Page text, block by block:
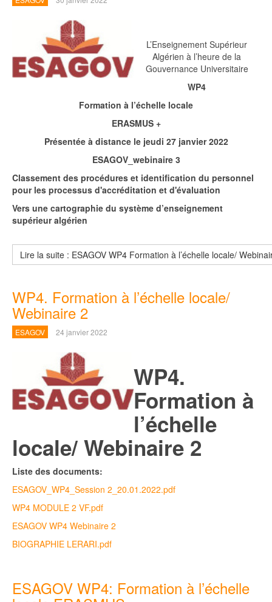
L’Enseignement Supérieur
Algérien à l’heure de la
Gouvernance Universitaire
WP4
Formation à l’échelle locale
ERASMUS +
Présentée à distance le jeudi 27 janvier 2022
ESAGOV_webinaire 3
Classement des procédures et identification du personnel
pour les processus d'accréditation et d'évaluation
Vers une cartographie du système d’enseignement
supérieur algérien
Lire la suite : ESAGOV WP4 Formation à l’échelle locale/
WP4. Formation à l’échelle locale/
Webinaire 2
ESAGOV 24 janvier 2022
WP4.
Formation à
l’échelle
locale/ Webinaire 2
Liste des documents:
ESAGOV_WP4_Session 2_20.01.2022.pdf
WP4 MODULE 2 VF.pdf
ESAGOV WP4 Webinaire 2
BIOGRAPHIE LERARI.pdf
ESAGOV WP4: Formation à l’échelle